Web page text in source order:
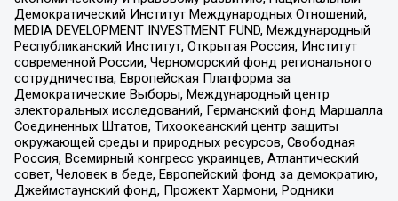
Демократический Институт Международных Отношений,
MEDIA DEVELOPMENT INVESTMENT FUND, Международный
Республиканский Институт, Открытая Россия, Институт
современной России, Черноморский фонд регионального
сотрудничества, Европейская Платформа за
Демократические Выборы, Международный центр
электоральных исследований, Германский фонд Маршалла
Соединенных Штатов, Тихоокеанский центр защиты
окружающей среды и природных ресурсов, Свободная
Россия, Всемирный конгресс украинцев, Атлантический
совет, Человек в беде, Европейский фонд за демократию,
Джеймстаунский фонд, Прожект Хармони, Родники